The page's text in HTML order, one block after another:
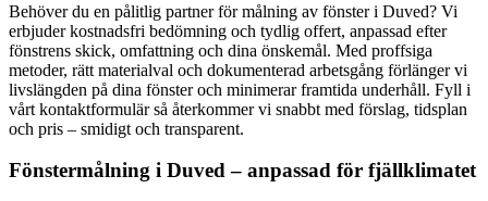
Behöver du en pålitlig partner för målning av fönster i Duved? Vi
erbjuder kostnadsfri bedömning och tydlig offert, anpassad efter
fönstrens skick, omfattning och dina önskemål. Med proffsiga
metoder, rätt materialval och dokumenterad arbetsgång förlänger vi
livslängden på dina fönster och minimerar framtida underhåll. Fyll i
vårt kontaktformulär så återkommer vi snabbt med förslag, tidsplan
och pris – smidigt och transparent.
Fönstermålning i Duved – anpassad för fjällklimatet